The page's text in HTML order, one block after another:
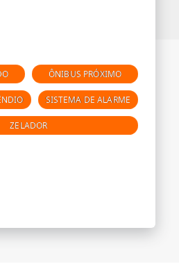
ÔNIBUS PRÓXIMO
SISTEMA DE ALARME
ZELADOR